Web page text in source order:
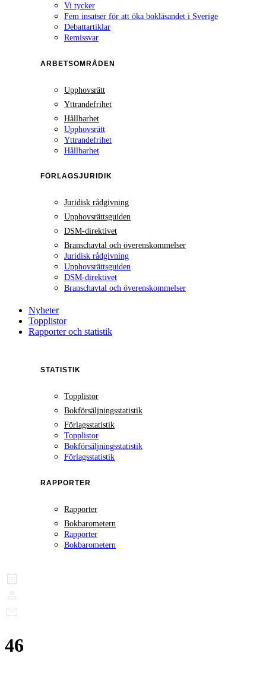
Vi tycker
Fem insatser för att öka bokläsandet i Sverige
Debattartiklar
Remissvar
ARBETSOMRÅDEN
Upphovsrätt
Yttrandefrihet
Hållbarhet
Upphovsrätt
Yttrandefrihet
Hållbarhet
FÖRLAGSJURIDIK
Juridisk rådgivning
Upphovsrättsguiden
DSM-direktivet
Branschavtal och överenskommelser
Juridisk rådgivning
Upphovsrättsguiden
DSM-direktivet
Branschavtal och överenskommelser
Nyheter
Topplistor
Rapporter och statistik
STATISTIK
Topplistor
Bokförsäljningsstatistik
Förlagsstatistik
Topplistor
Bokförsäljningsstatistik
Förlagsstatistik
RAPPORTER
Rapporter
Bokbarometern
Rapporter
Bokbarometern
46